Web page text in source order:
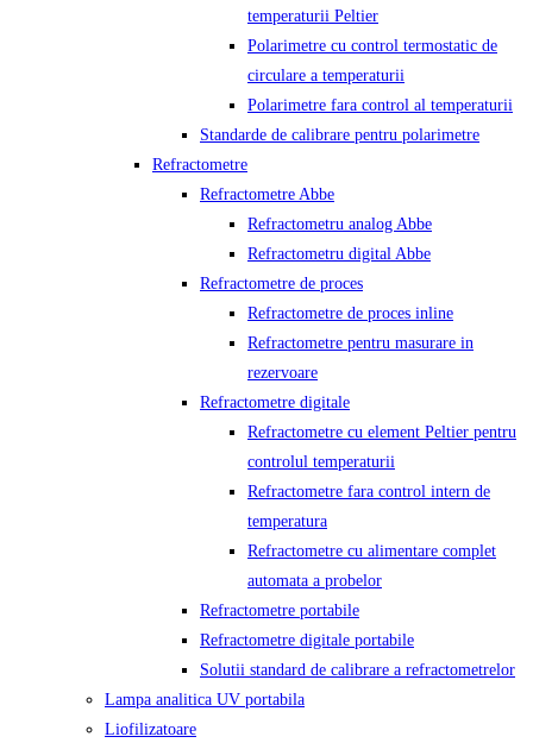
temperaturii Peltier
Polarimetre cu control termostatic de
circulare a temperaturii
Polarimetre fara control al temperaturii
Standarde de calibrare pentru polarimetre
Refractometre
Refractometre Abbe
Refractometru analog Abbe
Refractometru digital Abbe
Refractometre de proces
Refractometre de proces inline
Refractometre pentru masurare in
rezervoare
Refractometre digitale
Refractometre cu element Peltier pentru
controlul temperaturii
Refractometre fara control intern de
temperatura
Refractometre cu alimentare complet
automata a probelor
Refractometre portabile
Refractometre digitale portabile
Solutii standard de calibrare a refractometrelor
Lampa analitica UV portabila
Liofilizatoare